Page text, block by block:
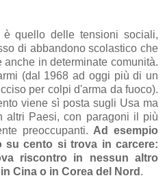
è quello delle tensioni sociali,
di abbandono scolastico che
in determinate comunità.
(dal 1968 ad oggi più di un
per colpi d'arma da fuoco).
viene sì posta sugli Usa ma
altri Paesi, con paragoni il più
preoccupanti. Ad esempio
su cento si trova in carcere:
riscontro in nessun altro
Cina o in Corea del Nord .